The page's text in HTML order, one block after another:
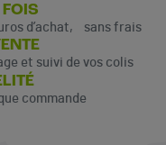
d’achat, sans frais
et suivi de vos colis
commande